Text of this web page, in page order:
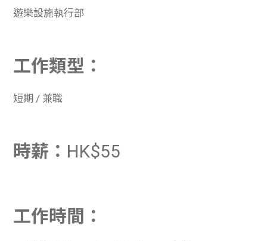
遊樂設施執行部
工作類型：
短期 / 兼職
時薪： HK$55
工作時間：